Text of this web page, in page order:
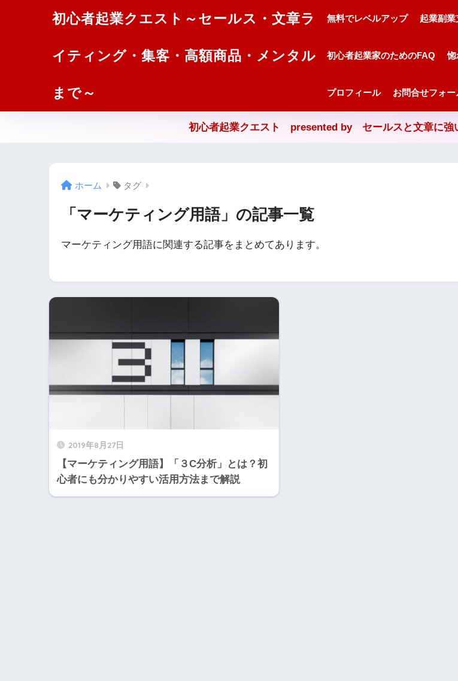
初心者起業クエスト～セールス・文章ラ
イティング・集客・高額商品・メンタル
まで～
無料でレベルアップ 起業副
初心者起業家のためのFAQ 惚
プロフィール お問合せフォー
初心者起業クエスト presented by セールスと文章に強
ホーム タグ
「マーケティング用語」の記事一覧
マーケティング用語に関連する記事をまとめてあります。
2019年8月27日
【マーケティング用語】「３C分析」とは？初
心者にも分かりやすい活用方法まで解説